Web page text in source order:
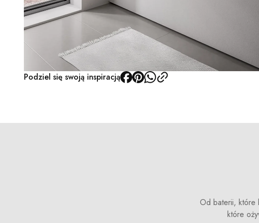
Podziel się swoją inspiracją
Od baterii, które
które